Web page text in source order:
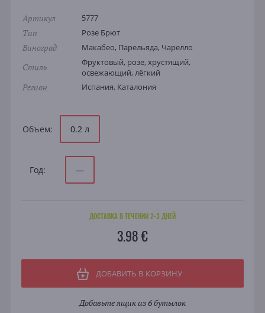
Артикул 5777
Тип Розе Брют
Виноград Макабео, Парельяда, Чарелло
Стиль
Фруктовый, розе, хрустящий,
освежающий, лёгкий
Регион Испания, Каталония
Объем: 0.2 л
Год: —
ДОСТАВКА В ТЕЧЕНИИ 2-3 ДНЕЙ
3.98 €
ДОБАВИТЬ В КОРЗИНУ
Добавьте ящик из 6 бутылок